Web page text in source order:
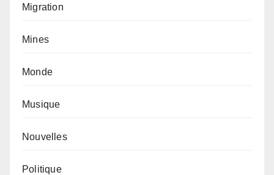
Migration
Mines
Monde
Musique
Nouvelles
Politique